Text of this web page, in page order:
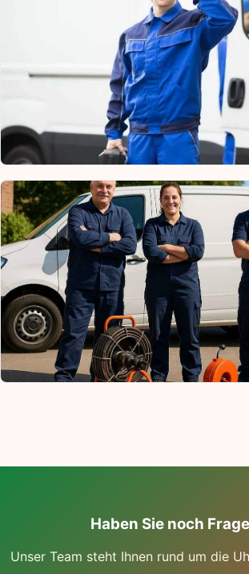
Haben Sie noch
Unser Team steht Ihnen rund um die